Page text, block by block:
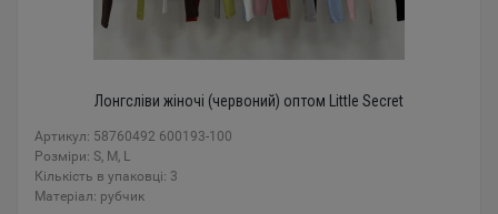
Лонгсліви жіночі (червоний) оптом Little Secret
Артикул: 58760492 600193-100
Розміри: S, M, L
Кількість в упаковці: 3
Mатеріал: рубчик